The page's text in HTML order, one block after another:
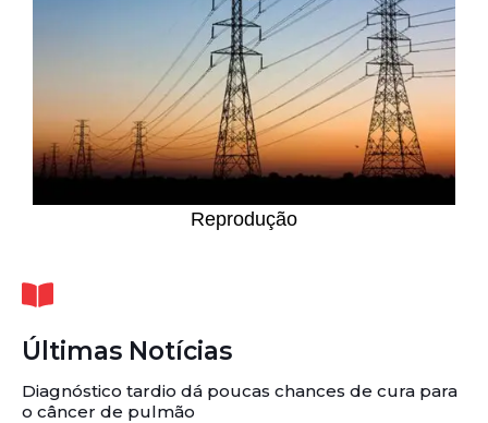
Reprodução
Últimas Notícias
Diagnóstico tardio dá poucas chances de cura para
o câncer de pulmão